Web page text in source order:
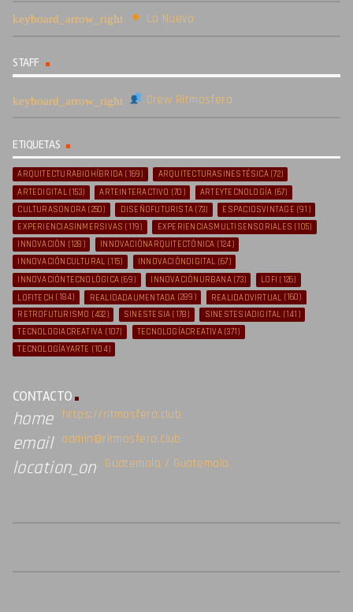
Lo Nuevo
STAFF
Crew Ritmosfera
ETIQUETAS
ARQUITECTURABIOHÍBRIDA (169) ARQUITECTURASINESTÉSICA(72)
ARTEDIGITAL(153) ARTEINTERACTIVO (70) ARTEYTECNOLOGÍA (67)
CULTURASONORA (250) DISEÑOFUTURISTA (73) ESPACIOSVINTAGE (91)
EXPERIENCIASINMERSIVAS (119) EXPERIENCIASMULTISENSORIALES (105)
INNOVACIÓN (128) INNOVACIÓNARQUITECTÓNICA (124)
INNOVACIÓNCULTURAL (115) INNOVACIÓNDIGITAL (67)
INNOVACIÓNTECNOLÓGICA (69) INNOVACIÓNURBANA(73) LOFI (126)
LOFITECH (184) REALIDADAUMENTADA (289) REALIDADVIRTUAL (160)
RETROFUTURISMO (432) SINESTESIA (178) SINESTESIADIGITAL (141)
TECNOLOGIACREATIVA (107) TECNOLOGÍACREATIVA(371)
TECNOLOGÍAYARTE (104)
CONTACTO
home https://ritmosfera.club
email admin@ritmosfera.club
location_on Guatemala / Guatemala